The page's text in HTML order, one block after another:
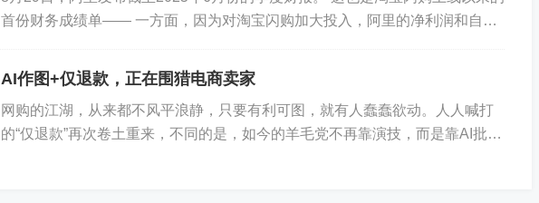
首份财务成绩单—— 一方面，因为对淘宝闪购加大投入，阿里的净利润和自由
AI作图+仅退款，正在围猎电商卖家
网购的江湖，从来都不风平浪静，只要有利可图，就有人蠢蠢欲动。人人喊打
的“仅退款”再次卷土重来，不同的是，如今的羊毛党不再靠演技，而是靠AI批量